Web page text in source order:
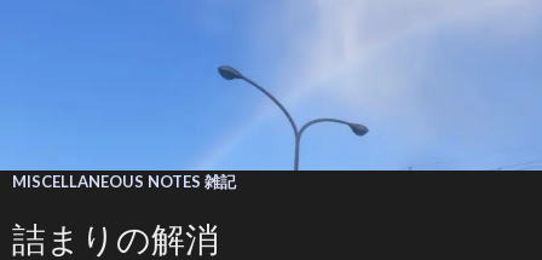
MISCELLANEOUS NOTES 雑記
詰まりの解消